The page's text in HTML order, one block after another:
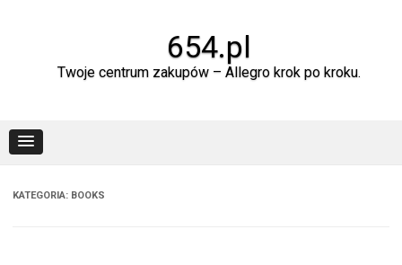
654.pl
Twoje centrum zakupów – Allegro krok po kroku.
KATEGORIA: BOOKS